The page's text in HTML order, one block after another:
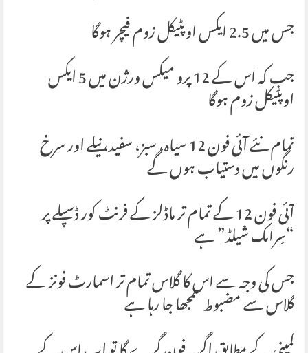
جس میں 2.5 ایکس اوپٹیکل زوم فیچر ہوگا
جب کہ اس کے 12 پرو میکس ورژن میں 5 ایکس
اوپٹیکل زوم ہوگا
تمام نئے آئی فون 12 سیاہ، سبز، سفید، نیلے اور سرخرنگوں میں دستیاب ہوں گے
آئی فون 12 کے تمام تر ماڈلز کے فرنٹ کور ڈسپلے پر“سِرامک شیلڈ” ہے
جس کی وجہ سے اس کا گلاس تمام تر اسمارٹ فونز کے
گلاس سے مضبوط سمجھا جا رہا ہے